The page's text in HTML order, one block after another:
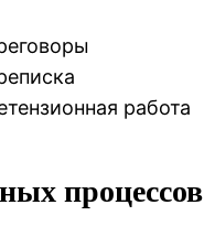
работа